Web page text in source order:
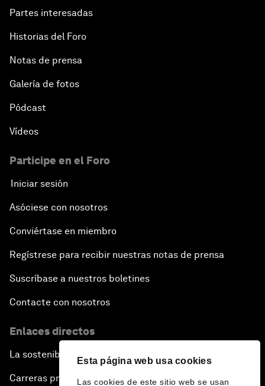
Esta página web usa cookies
Las cookies de este sitio web se usan
Partes interesadas
Historias del Foro
Notas de prensa
Galería de fotos
Pódcast
Vídeos
Participe en el Foro
Iniciar sesión
Asóciese con nosotros
Conviértase en miembro
Regístrese para recibir nuestras notas de prensa
Suscríbase a nuestros boletines
Contacte con nosotros
Enlaces directos
La sostenibilidad en el Foro
Carreras profesionales